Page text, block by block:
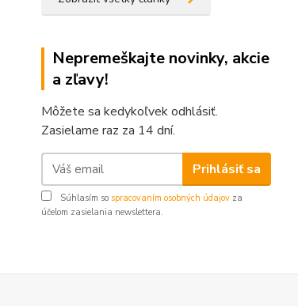
Nepremeškajte novinky, akcie
a zľavy!
Môžete sa kedykoľvek odhlásiť.
Zasielame raz za 14 dní.
Prihlásiť sa
Súhlasím so spracovaním osobných údajov za
účelom zasielania newslettera.